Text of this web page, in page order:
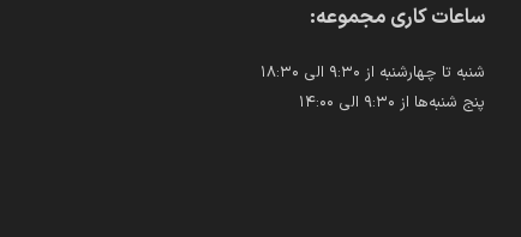
ساعات کاری مجموعه:
شنبه تا چهارشنبه از ۹:۳۰ الی ۱۸:۳۰
پنج شنبه‌ها از ۹:۳۰ الی ۱۴:۰۰